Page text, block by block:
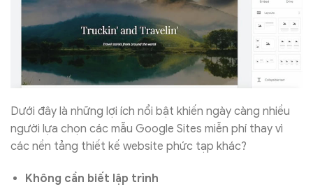
Dưới đây là những lợi ích nổi bật khiến ngày càng nhiều
người lựa chọn các mẫu Google Sites miễn phí thay vì
các nền tảng thiết kế website phức tạp khác?
Không cần biết lập trình